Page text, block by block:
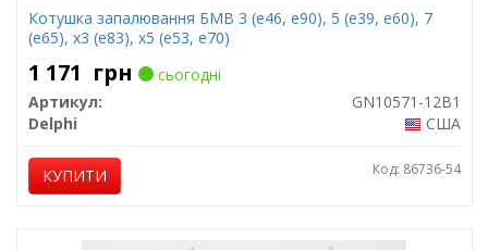
Котушка запалювання БМВ 3 (е46, е90), 5 (е39, е60), 7
(е65), х3 (е83), х5 (е53, е70)
1 171 грн
сьогодні
Артикул:
GN10571-12B1
Delphi
США
КУПИТИ Код: 86736-54